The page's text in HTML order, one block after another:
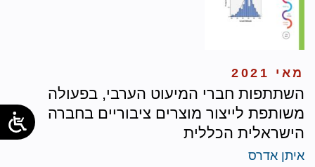
מאי 2021
השתתפות חברי המיעוט הערבי, בפעולה
משותפת לייצור מוצרים ציבוריים בחברה
הישראלית הכללית
איתן אדרס